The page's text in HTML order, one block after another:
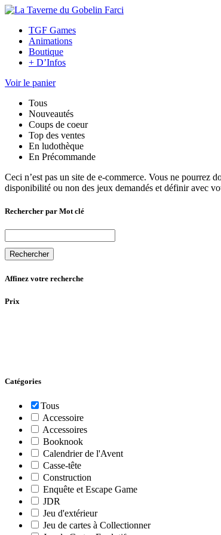
TGF Games
Animations
Boutique
+ D’Infos
Voir le panier
Tous
Nouveautés
Coups de coeur
Top des ventes
En ludothèque
En Précommande
Ceci n’est pas un site de e-commerce. Vous ne pourrez
disponibilité ou non des jeux demandés et définir avec
Rechercher par Mot clé
Rechercher
Affinez votre recherche
Prix
Catégories
Tous
Accessoire
Accessoires
Booknook
Calendrier de l'Avent
Casse-tête
Construction
Enquête et Escape Game
JDR
Jeu d'extérieur
Jeu de cartes à Collectionner